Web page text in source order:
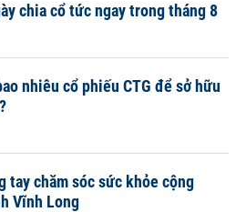
chia cổ tức ngay trong tháng 8
nhiêu cổ phiếu CTG để sở hữu
tay chăm sóc sức khỏe cộng
Vĩnh Long